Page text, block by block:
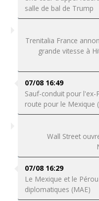
salle de bal de Trump
Trenitalia France
grande vitesse à
07/08 16:49
Sauf-conduit pour
route pour le Mexique
Wall Street
07/08 16:29
Le Mexique et le
diplomatiques (MAE)